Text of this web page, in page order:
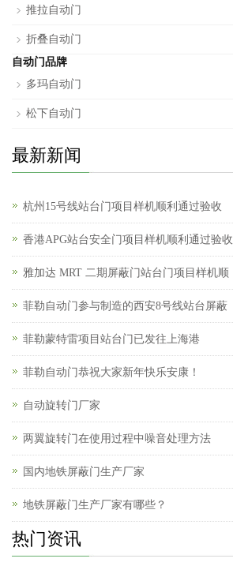
推拉自动门
折叠自动门
自动门品牌
多玛自动门
松下自动门
最新新闻
杭州15号线站台门项目样机顺利通过验收
香港APG站台安全门项目样机顺利通过验收
雅加达 MRT 二期屏蔽门站台门项目样机顺
菲勒自动门参与制造的西安8号线站台屏蔽
菲勒蒙特雷项目站台门已发往上海港
菲勒自动门恭祝大家新年快乐安康！
自动旋转门厂家
两翼旋转门在使用过程中噪音处理方法
国内地铁屏蔽门生产厂家
地铁屏蔽门生产厂家有哪些？
热门资讯